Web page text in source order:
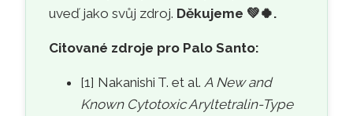
uveď jako svůj zdroj. Děkujeme 💚🍀.
Citované zdroje pro Palo Santo:
[1] Nakanishi T. et al. A New and
Known Cytotoxic Aryltetralin-Type